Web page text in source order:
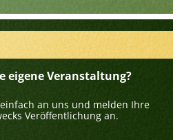
eigene Veranstaltung?
an uns und melden Ihre
Veröffentlichung an.